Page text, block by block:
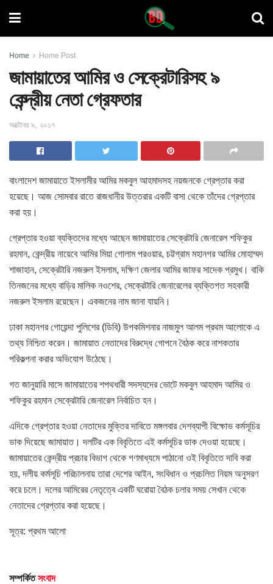
Home Home Post
জামায়াতের আমির ও সেক্রেটারিসহ ৯
কেন্দ্রীয় নেতা গ্রেফতার
অক্টোবর ৯, ২০১৭
বাংলাদেশ জামায়াতে ইসলামীর আমির মকবুল আহমাদসহ নয়জনকে গ্রেপ্তার করা
হয়েছে। আজ সোমবার রাতে রাজধানীর উত্তরার একটি বাসা থেকে তাঁদের গ্রেপ্তার
করা হয়।
গ্রেপ্তার হওয়া ব্যক্তিদের মধ্যে আছেন জামায়াতের সেক্রেটারি জেনারেল শফিকুর
রহমান, কেন্দ্রীয় নায়েবে আমির মিয়া গোলাম পরওয়ার, চট্টগ্রাম মহানগর আমির মোহাম্মদ
শাজাহান, সেক্রেটারি নজরুল ইসলাম, দক্ষিণ জেলার আমির জাফর সাদেক প্রমুখ। বাকি
তিনজনের মধ্যে বাড়ির মালিক নওশের, সেক্রেটারি জেনারেলের ব্যক্তিগত সহকারী
নজরুল ইসলাম রয়েছেন। একজনের নাম জানা যায়নি।
ঢাকা মহানগর গোয়েন্দা পুলিশের (ডিবি) উপকমিশনার নাজমুল আলম প্রথম আলোকে এ
তথ্য নিশ্চিত করেন। জামায়াত নেতাদের বিরুদ্ধে গোপনে বৈঠক করে নাশকতার
পরিকল্পনা করার অভিযোগ উঠেছে।
গত জানুয়ারি মাসে জামায়াতের শপথধারী সদস্যদের ভোটে মকবুল আহমাদ আমির ও
শফিকুর রহমান সেক্রেটারি জেনারেল নির্বাচিত হন।
এদিকে গ্রেপ্তার হওয়া নেতাদের মুক্তির দাবিতে মঙ্গলবার দেশব্যাপী বিক্ষোভ কর্মসূচির
ডাক দিয়েছে জামায়াত। দলটির এক বিবৃতিতে এই কর্মসূচির ডাক দেওয়া হয়েছে।
জামায়াতের কেন্দ্রীয় প্রচার বিভাগ থেকে গণমাধ্যমে পাঠানো ওই বিবৃতিতে দাবি করা
হয়, দলীয় কর্মসূচি পরিচালনায় তারা দেশের আইন, সংবিধান ও প্রচলিত নিয়ম অনুসরণ
করে চলে। দলের আমিরের নেতৃত্বে একটি ঘরোয়া বৈঠক চলার সময় সেখান থেকে
নেতাদের গ্রেপ্তার করা হয়েছে।
সূত্র: প্রথম আলো
সম্পর্কিতসংবাদ